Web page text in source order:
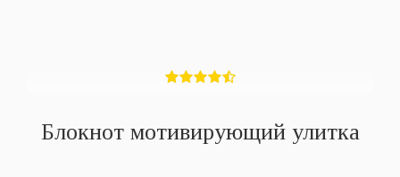
Блокнот мотивирующий улитка